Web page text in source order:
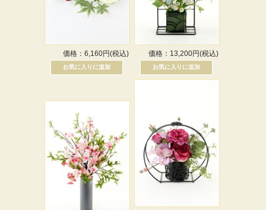
価格：6,160円(税込) 価格：13,200円(税込)